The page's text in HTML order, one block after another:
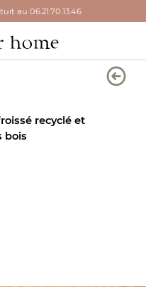
au 06.21.70.13.46
recyclé et
bois